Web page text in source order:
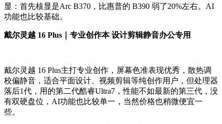
显：首先核显是Arc B370 ，比惠普的 B390 弱了20%左右。 AI
功能也比较基础。
戴尔灵越 16 Plus｜专业创作本 设计剪辑静音办公专用
戴尔灵越 16 Plus主打专业创作，屏幕色准表现优秀，散热调
校偏静音，适合平面设计、视频剪辑等纯创作用户，但处理器
落后1代，用的第二代酷睿Ultra7 ，性能不如最新的第三代，没
有双硬盘位， AI功能也比较单一，当然价格也稍微便宜一
些。